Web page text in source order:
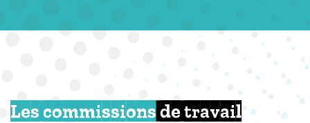
Les commissions de travail